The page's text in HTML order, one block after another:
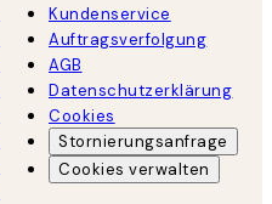
Kundenservice
Auftragsverfolgung
AGB
Datenschutzerklärung
Cookies
Stornierungsanfrage
Cookies verwalten